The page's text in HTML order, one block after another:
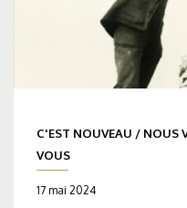
C'EST NOUVEAU / NOUS
VOUS
17 mai 2024